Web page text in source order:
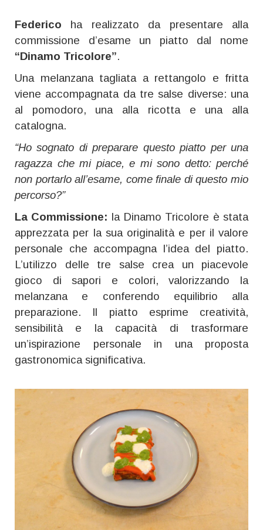
Federico ha realizzato da presentare alla
commissione d’esame un piatto dal nome
“Dinamo Tricolore”.
Una melanzana tagliata a rettangolo e fritta
viene accompagnata da tre salse diverse: una
al pomodoro, una alla ricotta e una alla
catalogna.
“Ho sognato di preparare questo piatto per una
ragazza che mi piace, e mi sono detto: perché
non portarlo all’esame, come finale di questo mio
percorso?”
La Commissione: la Dinamo Tricolore è stata
apprezzata per la sua originalità e per il valore
personale che accompagna l’idea del piatto.
L’utilizzo delle tre salse crea un piacevole
gioco di sapori e colori, valorizzando la
melanzana e conferendo equilibrio alla
preparazione. Il piatto esprime creatività,
sensibilità e la capacità di trasformare
un’ispirazione personale in una proposta
gastronomica significativa.